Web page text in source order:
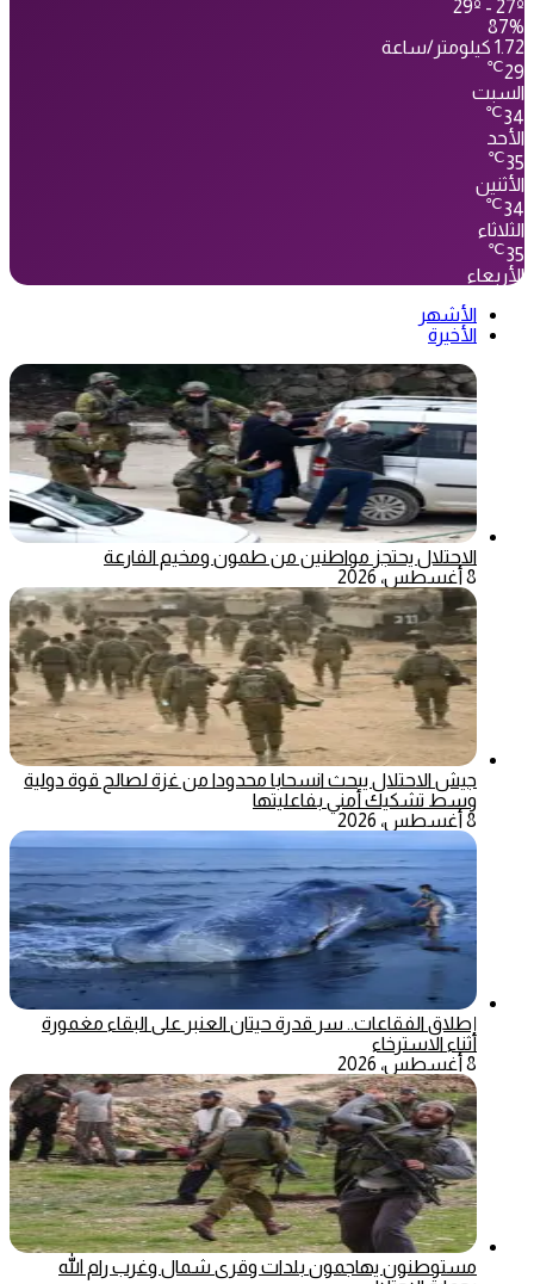
29º - 27º
87%
1.72 كيلومتر/ساعة
29
℃
السبت
34
℃
الأحد
35
℃
الأثنين
34
℃
الثلاثاء
35
℃
الأربعاء
الأشهر
الأخيرة
الاحتلال يحتجز مواطنين من طمون ومخيم الفارعة
8 أغسطس، 2026
جيش الاحتلال يبحث انسحابا محدودا من غزة لصالح قوة دولية
وسط تشكيك أمني بفاعليتها
8 أغسطس، 2026
إطلاق الفقاعات.. سر قدرة حيتان العنبر على البقاء مغمورة
أثناء الاسترخاء
8 أغسطس، 2026
مستوطنون يهاجمون بلدات وقرى شمال وغرب رام الله